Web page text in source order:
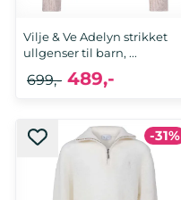
Vilje & Ve Adelyn strikket
ullgenser til barn, ...
489,-
699,-
-31%